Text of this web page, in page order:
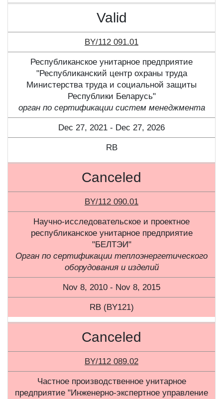
Valid
BY/112 091.01
Республиканское унитарное предприятие
"Республиканский центр охраны труда
Министерства труда и социальной защиты
Республики Беларусь"
орган по сертификации систем менеджмента
Dec 27, 2021 - Dec 27, 2026
RB
Canceled
BY/112 090.01
Научно-исследовательское и проектное
республиканское унитарное предприятие
"БЕЛТЭИ"
Орган по сертификации теплоэнергетического
оборудования и изделий
Nov 8, 2010 - Nov 8, 2015
RB (BY121)
Canceled
BY/112 089.02
Частное производственное унитарное
предприятие "Инженерно-экспертное управление